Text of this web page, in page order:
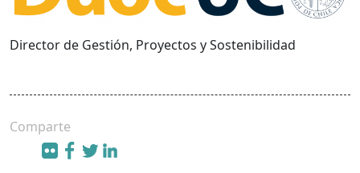
Director de Gestión, Proyectos y Sostenibilidad
Comparte